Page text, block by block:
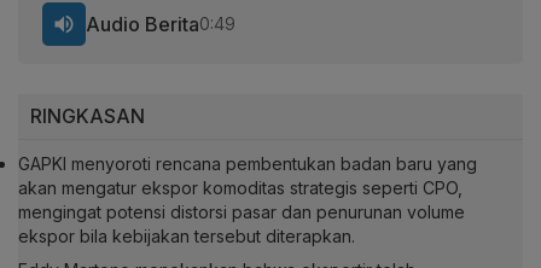
RINGKASAN
GAPKI menyoroti rencana pembentukan badan baru yang
akan mengatur ekspor komoditas strategis seperti CPO,
mengingat potensi distorsi pasar dan penurunan volume
ekspor bila kebijakan tersebut diterapkan.
Audio Berita0:49